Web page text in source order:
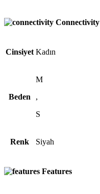
Connectivity
Cinsiyet Kadın
Beden
M
,
S
Renk Siyah
Features